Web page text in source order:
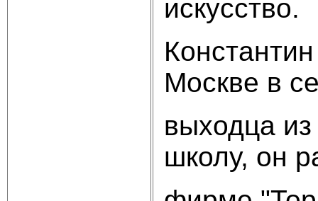
искусство.
Москве в
выходца из
школу, он